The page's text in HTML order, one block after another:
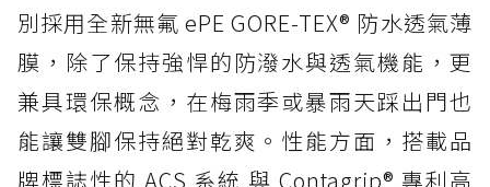
別採用全新無氟 ePE GORE-TEX® 防水透氣薄
膜，除了保持強悍的防潑水與透氣機能，更
兼具環保概念，在梅雨季或暴雨天踩出門也
能讓雙腳保持絕對乾爽。性能方面，搭載品
牌標誌性的 ACS 系統 與 Contagrip® 專利高